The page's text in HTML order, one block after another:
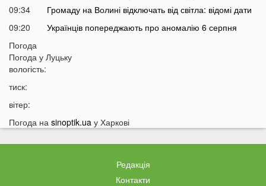
09:34
Громаду на Волині відключать від світла: відомі дати
09:20
Українців попереджають про аномалію 6 серпня
09:05
вважався зниклим безвісти
21:32
20:21
Ці продукти потрібно викинути через 48 годин: вони
можуть бути небезпечними
кого це стосується
Що категорично заборонено робити на Яблучний
Погода
Погода у Луцьку
вологість:
тиск:
вітер:
Погода на sinoptik.ua у Харкові
Редакція
Контакти